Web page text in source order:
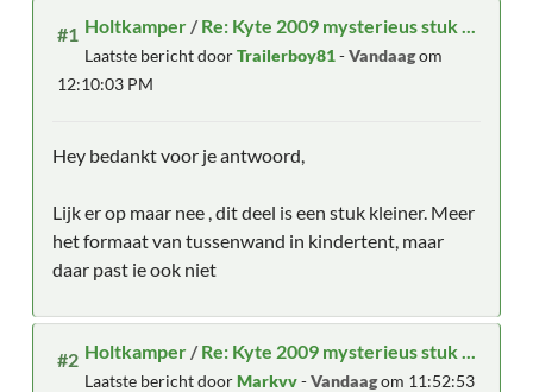
#1 Holtkamper /Re: Kyte 2009 mysterieus stuk ...
Laatste bericht doorTrailerboy81-Vandaagom
12:10:03 PM
Hey bedankt voor je antwoord,
Lijk er op maar nee , dit deel is een stuk kleiner. Meer
het formaat van tussenwand in kindertent, maar
daar past ie ook niet
#2 Holtkamper /Re: Kyte 2009 mysterieus stuk ...
Laatste bericht doorMarkvv-Vandaagom 11:52:53